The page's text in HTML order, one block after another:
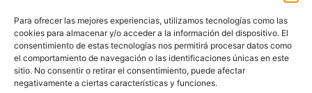
Para ofrecer las mejores experiencias, utilizamos tecnologías como las
cookies para almacenar y/o acceder a la información del dispositivo. El
consentimiento de estas tecnologías nos permitirá procesar datos como
el comportamiento de navegación o las identificaciones únicas en este
sitio. No consentir o retirar el consentimiento, puede afectar
negativamente a ciertas características y funciones.
Podocarpus
macrophylla de 9 años
Ver Oferta